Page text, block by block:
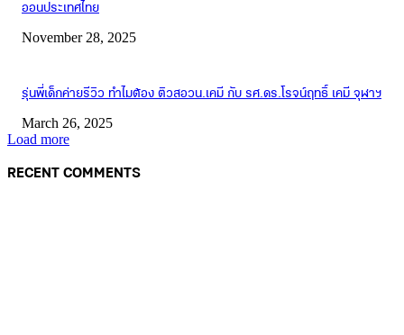
ออนประเทศไทย
November 28, 2025
รุ่นพี่เด็กค่ายรีวิว ทำไมต้อง ติวสอวน.เคมี กับ รศ.ดร.โรจน์ฤทธิ์ เคมี จุฬาฯ
March 26, 2025
Load more
RECENT COMMENTS